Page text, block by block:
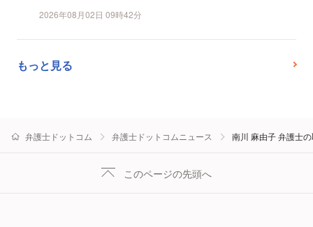
2026年08月02日 09時42分
もっと見る
弁護士ドットコム 弁護士ドットコムニュース 南川 麻由子 弁護士
このページの先頭へ